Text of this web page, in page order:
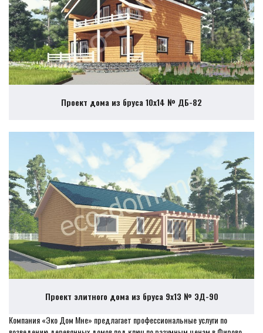
Проект дома из бруса 10х14 № ДБ-82
Проект элитного дома из бруса 9х13 № ЭД-90
Компания «Эко Дом Мне» предлагает профессиональные услуги по